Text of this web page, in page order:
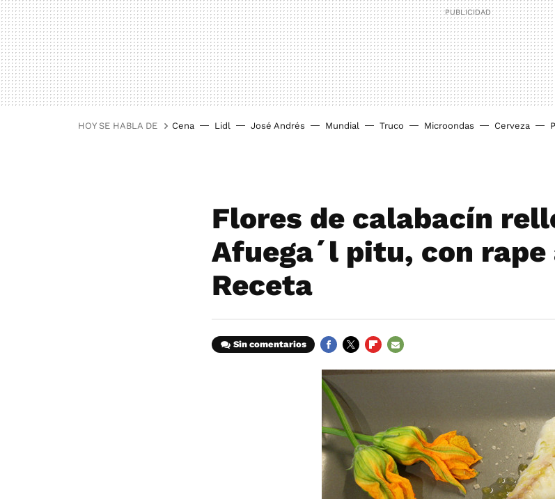
HOY SE HABLA DE Cena Lidl José Andrés Mundial Truco Microondas Cerveza
Flores de calabacín
Afuega´l pitu, con rape
Receta
Sin comentarios